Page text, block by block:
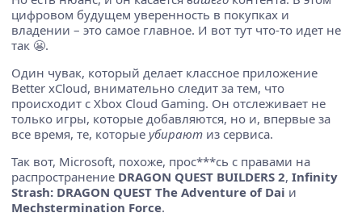
цифровом будущем уверенность в покупках и
владении – это самое главное. И вот тут что-то идет не
так 😬.
Один чувак, который делает классное приложение
Better xCloud, внимательно следит за тем, что
происходит с Xbox Cloud Gaming. Он отслеживает не
только игры, которые добавляются, но и, впервые за
все время, те, которые убирают из сервиса.
Так вот, Microsoft, похоже, прос***сь с правами на
распространение DRAGON QUEST BUILDERS 2, Infinity
Strash: DRAGON QUEST The Adventure of Dai и
Mechstermination Force.